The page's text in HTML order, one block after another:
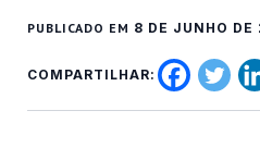
PUBLICADO EM 8 DE JUNHO
COMPARTILHAR: